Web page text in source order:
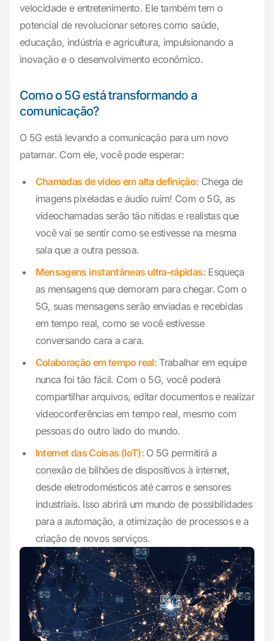
velocidade e entretenimento. Ele também tem o
potencial de revolucionar setores como saúde,
educação, indústria e agricultura, impulsionando a
inovação e o desenvolvimento econômico.
Como o 5G está transformando a
comunicação?
O 5G está levando a comunicação para um novo
patamar. Com ele, você pode esperar:
Chamadas de vídeo em alta definição: Chega de
imagens pixeladas e áudio ruim! Com o 5G, as
videochamadas serão tão nítidas e realistas que
você vai se sentir como se estivesse na mesma
sala que a outra pessoa.
Mensagens instantâneas ultra-rápidas:Esqueça
as mensagens que demoram para chegar. Com o
5G, suas mensagens serão enviadas e recebidas
em tempo real, como se você estivesse
conversando cara a cara.
Colaboração em tempo real:Trabalhar em equipe
nunca foi tão fácil. Com o 5G, você poderá
compartilhar arquivos, editar documentos e realizar
videoconferências em tempo real, mesmo com
pessoas do outro lado do mundo.
Internet das Coisas (IoT):O 5G permitirá a
conexão de bilhões de dispositivos à internet,
desde eletrodomésticos até carros e sensores
industriais. Isso abrirá um mundo de possibilidades
para a automação, a otimização de processos e a
criação de novos serviços.